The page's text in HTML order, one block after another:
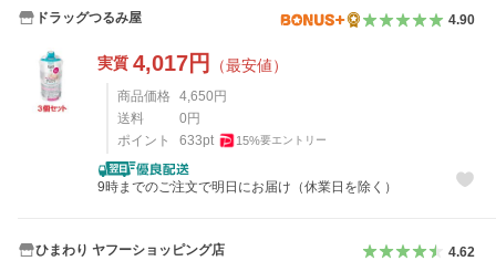
ドラッグつるみ屋 4.90
実質 4,017円 （最安値）
商品価格 4,650 円
送料
0 円
ポイント
633pt 15%要エントリー
9時までのご注文で明日にお届け（休業日を除く）
ひまわり ヤフーショッピング店 4.62